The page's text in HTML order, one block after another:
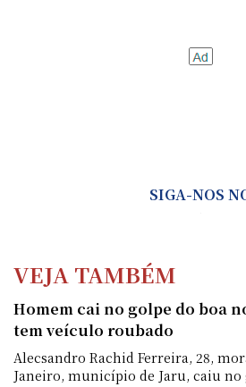
SIGA-NOS
VEJA TAMBÉM
Homem cai no golpe do boa
tem veículo roubado
Alecsandro Rachid Ferreira, 28,
Janeiro, município de Jaru, caiu no